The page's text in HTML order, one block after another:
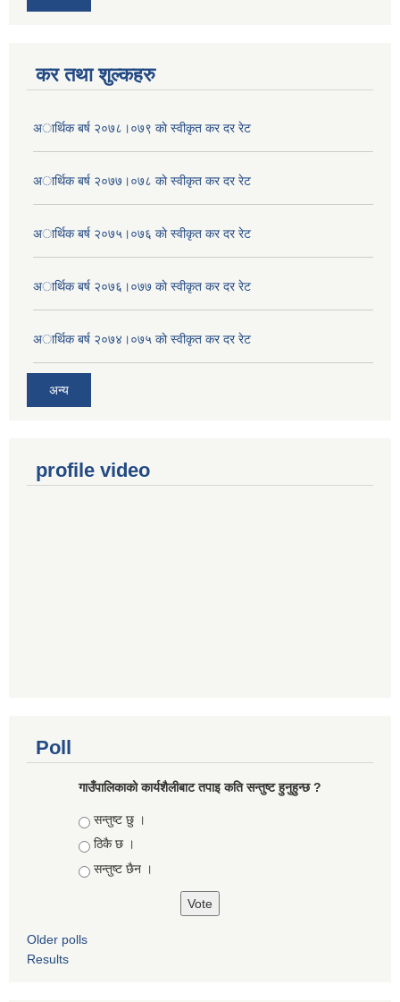
कर तथा शुल्कहरु
अार्थिक बर्ष २०७८।०७९ काे स्वीकृत कर दर रेट
अार्थिक बर्ष २०७७।०७८ काे स्वीकृत कर दर रेट
अार्थिक बर्ष २०७५।०७६ काे स्वीकृत कर दर रेट
अार्थिक बर्ष २०७६।०७७ काे स्वीकृत कर दर रेट
अार्थिक बर्ष २०७४।०७५ काे स्वीकृत कर दर रेट
अन्य
profile video
Poll
गाउँपालिकाको कार्यशैलीबाट तपाइ कति सन्तुष्ट हुनुहुन्छ ?
Choices
सन्तुष्ट छु ।
ठिकै छ ।
सन्तुष्ट छैन ।
Older polls
Results